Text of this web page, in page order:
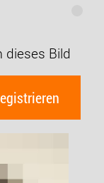
dieses Bild